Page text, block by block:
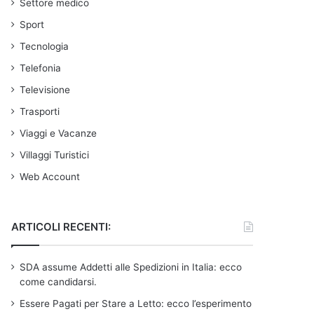
Settore medico
Sport
Tecnologia
Telefonia
Televisione
Trasporti
Viaggi e Vacanze
Villaggi Turistici
Web Account
ARTICOLI RECENTI:
SDA assume Addetti alle Spedizioni in Italia: ecco
come candidarsi.
Essere Pagati per Stare a Letto: ecco l’esperimento